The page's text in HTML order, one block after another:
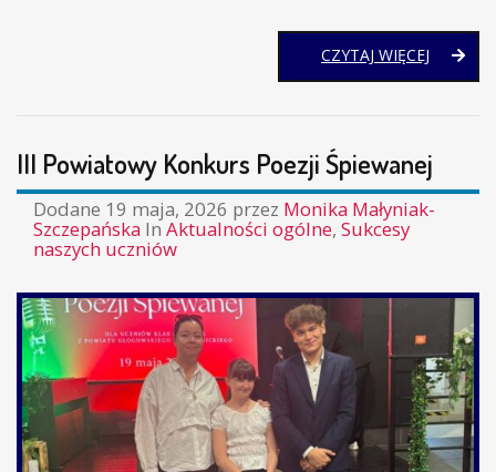
CZYTAJ WIĘCEJ SUKCES
JULIANA
„MÓJ
III Powiatowy Konkurs Poezji Śpiewanej
Dodane 19 maja, 2026 przez Monika Małyniak-
Szczepańska InAktualności ogólne, Sukcesy
naszych uczniów